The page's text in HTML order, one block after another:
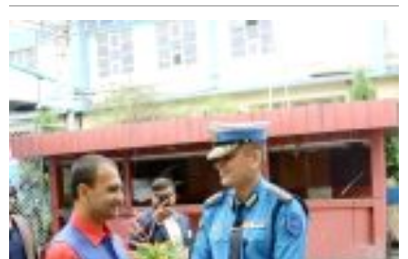
कपिलवस्तु नगरपालिकाका पूर्वमेयर किरण सिंह गोरुसिङ्गे
जंगलमा मृत अवस्थामा फेला,